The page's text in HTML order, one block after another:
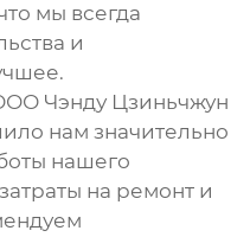
мы всегда
и
Чэнду Цзиньчжун
нам значительно
нашего
на ремонт и